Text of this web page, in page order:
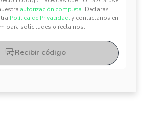
autorización completa. Declaras
Política de Privacidad. y contáctanos en
para solicitudes o reclamos.
✕
✕
Recibir código